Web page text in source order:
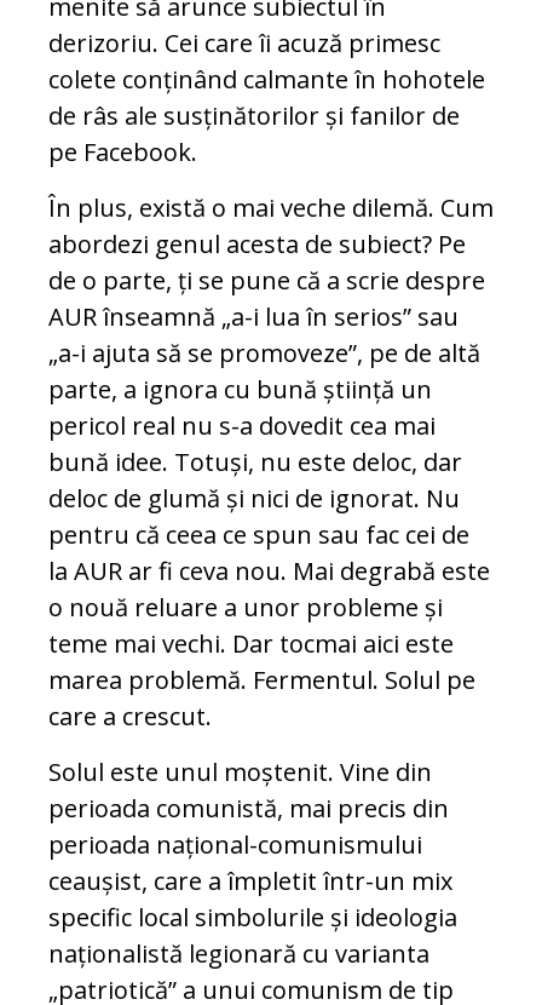
menite să arunce subiectul în
derizoriu. Cei care îi acuză primesc
colete conținând calmante în hohotele
de râs ale susținătorilor și fanilor de
pe Facebook.
În plus, există o mai veche dilemă. Cum
abordezi genul acesta de subiect? Pe
de o parte, ți se pune că a scrie despre
AUR înseamnă „a-i lua în serios” sau
„a-i ajuta să se promoveze”, pe de altă
parte, a ignora cu bună știință un
pericol real nu s-a dovedit cea mai
bună idee. Totuși, nu este deloc, dar
deloc de glumă și nici de ignorat. Nu
pentru că ceea ce spun sau fac cei de
la AUR ar fi ceva nou. Mai degrabă este
o nouă reluare a unor probleme și
teme mai vechi. Dar tocmai aici este
marea problemă. Fermentul. Solul pe
care a crescut.
Solul este unul moștenit. Vine din
perioada comunistă, mai precis din
perioada național-comunismului
ceaușist, care a împletit într-un mix
specific local simbolurile și ideologia
naționalistă legionară cu varianta
„patriotică” a unui comunism de tip